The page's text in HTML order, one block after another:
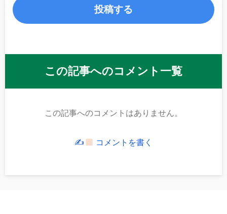
この記事へのコメント一覧
この記事へのコメントはありません。
✍ コメントを書く